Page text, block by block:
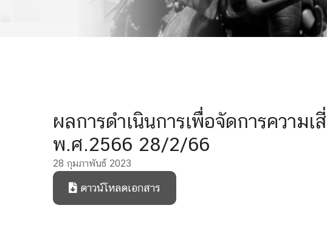
ผลการดำเนินการเพื่อจัดการความ
พ.ศ.2566 28/2/66
28 กุมภาพันธ์ 2023
ดาวน์โหลดเอกสาร